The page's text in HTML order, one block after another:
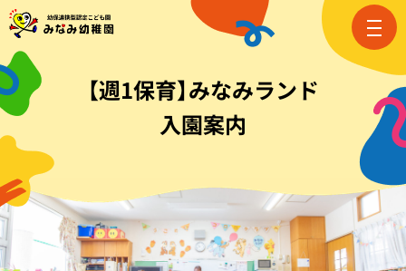
【週1保育】みなみランド
入園案内